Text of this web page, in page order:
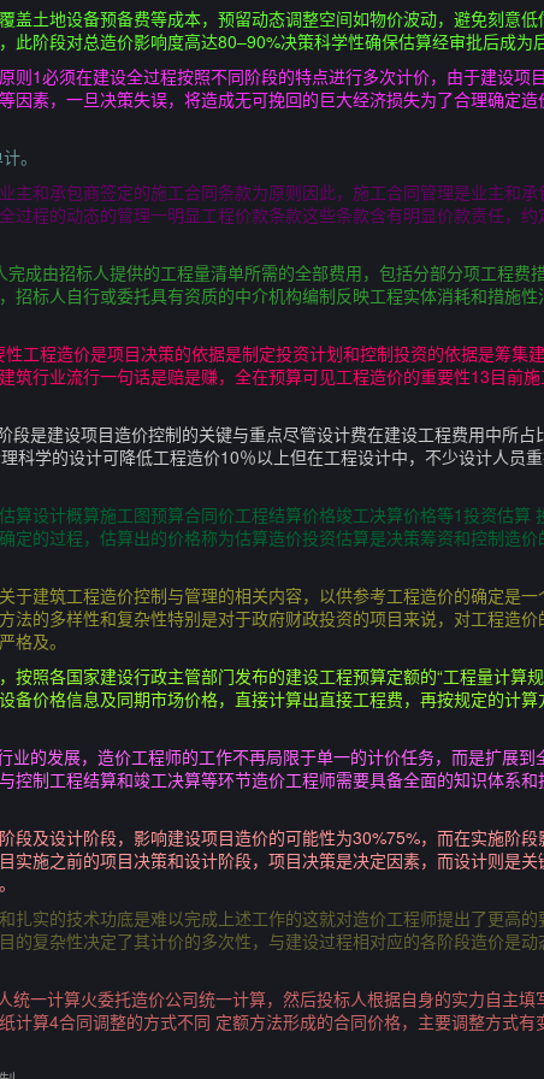
盖土地设备预备费等成本，预留动态调整空间如物价波动，避免刻意
此阶段对总造价影响度高达80–90%决策科学性确保估算经审批后成为
则1必须在建设全过程按照不同阶段的特点进行多次计价，由于建设
因素，一旦决策失误，将造成无可挽回的巨大经济损失为了合理确定
。
主和承包商签定的施工合同条款为原则因此，施工合同管理是业主和
过程的动态的管理一明显工程价款条款这些条款含有明显价款责任，
完成由招标人提供的工程量清单所需的全部费用，包括分部分项工程费
招标人自行或委托具有资质的中介机构编制反映工程实体消耗和措施
工程造价是项目决策的依据是制定投资计划和控制投资的依据是筹集
筑行业流行一句话是赔是赚，全在预算可见工程造价的重要性13目前
段是建设项目造价控制的关键与重点尽管设计费在建设工程费用中所
科学的设计可降低工程造价10％以上但在工程设计中，不少设计人员
算设计概算施工图预算合同价工程结算价格竣工决算价格等1投资估算
定的过程，估算出的价格称为估算造价投资估算是决策筹资和控制造
于建筑工程造价控制与管理的相关内容，以供参考工程造价的确定是
法的多样性和复杂性特别是对于政府财政投资的项目来说，对工程造
格及。
按照各国家建设行政主管部门发布的建设工程预算定额的“工程量计算
备价格信息及同期市场价格，直接计算出直接工程费，再按规定的计
业的发展，造价工程师的工作不再局限于单一的计价任务，而是扩展
控制工程结算和竣工决算等环节造价工程师需要具备全面的知识体系
段及设计阶段，影响建设项目造价的可能性为30%75%，而在实施阶
实施之前的项目决策和设计阶段，项目决策是决定因素，而设计则是
扎实的技术功底是难以完成上述工作的这就对造价工程师提出了更高
的复杂性决定了其计价的多次性，与建设过程相对应的各阶段造价是
统一计算火委托造价公司统一计算，然后投标人根据自身的实力自主
计算4合同调整的方式不同 定额方法形成的合同价格，主要调整方式